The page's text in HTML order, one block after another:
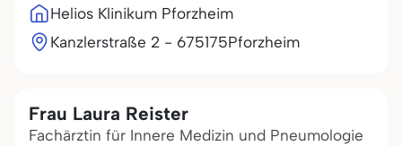
Helios Klinikum Pforzheim
Kanzlerstraße 2 - 675175Pforzheim
Frau Laura Reister
Fachärztin für Innere Medizin und Pneumologie